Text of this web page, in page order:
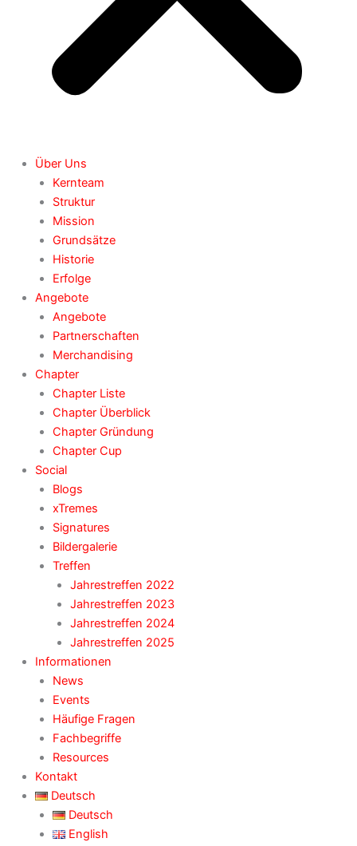
Über Uns
Kernteam
Struktur
Mission
Grundsätze
Historie
Erfolge
Angebote
Angebote
Partnerschaften
Merchandising
Chapter
Chapter Liste
Chapter Überblick
Chapter Gründung
Chapter Cup
Social
Blogs
xTremes
Signatures
Bildergalerie
Treffen
Jahrestreffen 2022
Jahrestreffen 2023
Jahrestreffen 2024
Jahrestreffen 2025
Informationen
News
Events
Häufige Fragen
Fachbegriffe
Resources
Kontakt
Deutsch
Deutsch
English